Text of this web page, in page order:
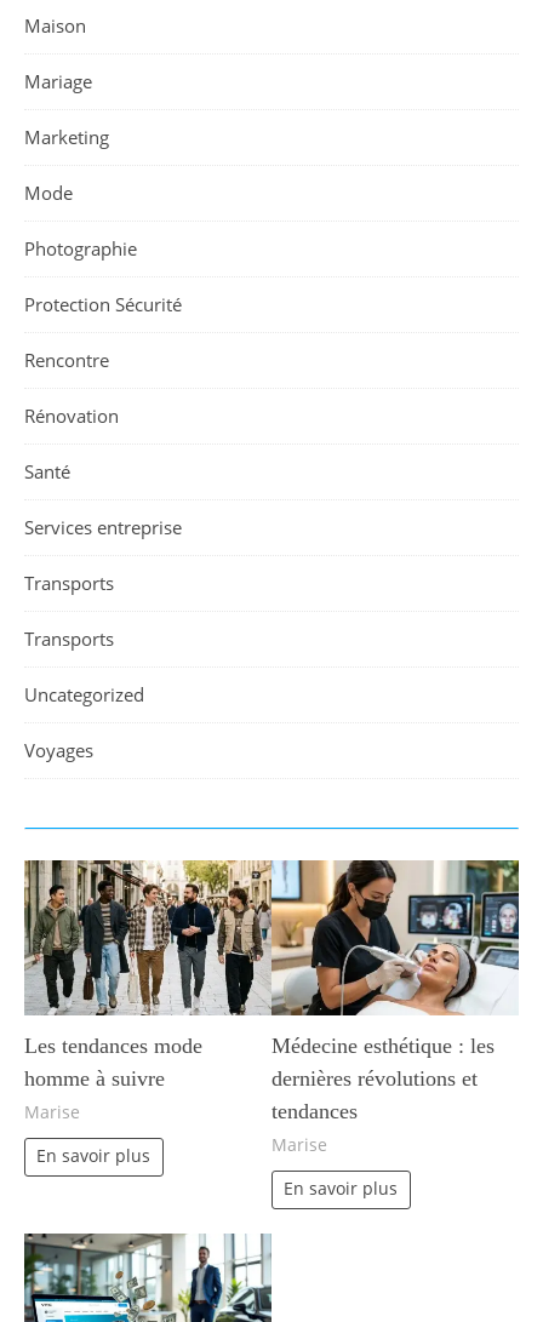
Maison
Mariage
Marketing
Mode
Photographie
Protection Sécurité
Rencontre
Rénovation
Santé
Services entreprise
Transports
Transports
Uncategorized
Voyages
Les tendances mode
homme à suivre
Marise
En savoir plus
Médecine esthétique : les
dernières révolutions et
tendances
Marise
En savoir plus